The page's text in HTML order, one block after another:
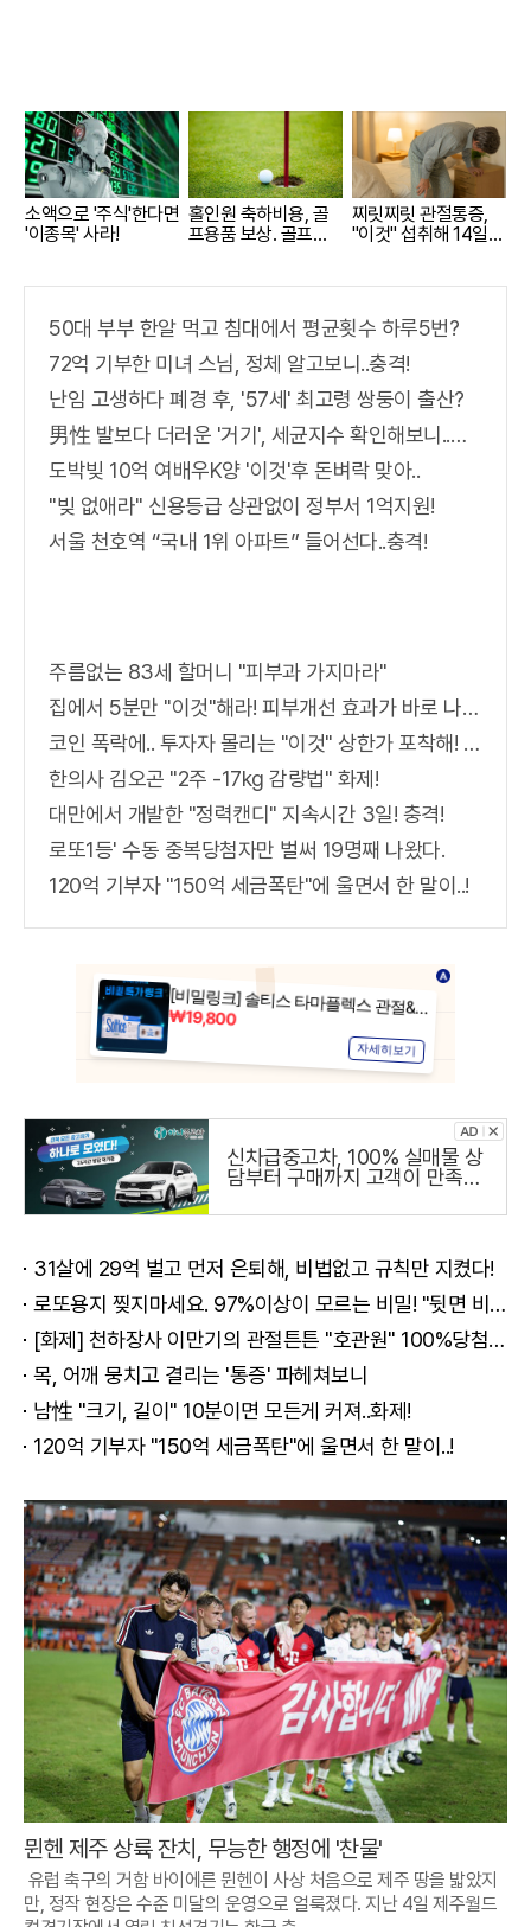
소액으로 '주식'한다면
'이종목' 사라!
홀인원 축하비용, 골
프용품 보상. 골프보
찌릿찌릿 관절통증,
"이것" 섭취해 14일만
50대 부부 한알 먹고 침대에서 평균횟수 하루5번?
72억 기부한 미녀 스님, 정체 알고보니..충격!
난임 고생하다 폐경 후, '57세' 최고령 쌍둥이 출산?
男性 발보다 더러운 '거기', 세균지수 확인해보니..충격!
도박빚 10억 여배우K양 '이것'후 돈벼락 맞아..
"빚 없애라" 신용등급 상관없이 정부서 1억지원!
서울 천호역 “국내 1위 아파트” 들어선다..충격!
주름없는 83세 할머니 "피부과 가지마라"
집에서 5분만 "이것"해라! 피부개선 효과가 바로 나타난다!!
코인 폭락에.. 투자자 몰리는 "이것" 상한가 포착해! 미리 투자..
한의사 김오곤 "2주 -17kg 감량법" 화제!
대만에서 개발한 "정력캔디" 지속시간 3일! 충격!
로또1등' 수동 중복당첨자만 벌써 19명째 나왔다.
120억 기부자 "150억 세금폭탄"에 울면서 한 말이..!
신차급중고차, 100% 실매물 상
담부터 구매까지 고객이 만족하
31살에 29억 벌고 먼저 은퇴해, 비법없고 규칙만 지켰다!
로또용지 찢지마세요. 97%이상이 모르는 비밀! "뒷면 비추면 번호 보인다!?"
[화제] 천하장사 이만기의 관절튼튼 "호관원" 100%당첨 혜택 난리나!!
목, 어깨 뭉치고 결리는 '통증' 파헤쳐보니
남性 "크기, 길이" 10분이면 모든게 커져..화제!
120억 기부자 "150억 세금폭탄"에 울면서 한 말이..!
뮌헨 제주 상륙 잔치, 무능한 행정에 '찬물'
유럽 축구의 거함 바이에른 뮌헨이 사상 처음으로 제주 땅을 밟았지
만, 정작 현장은 수준 미달의 운영으로 얼룩졌다. 지난 4일 제주월드